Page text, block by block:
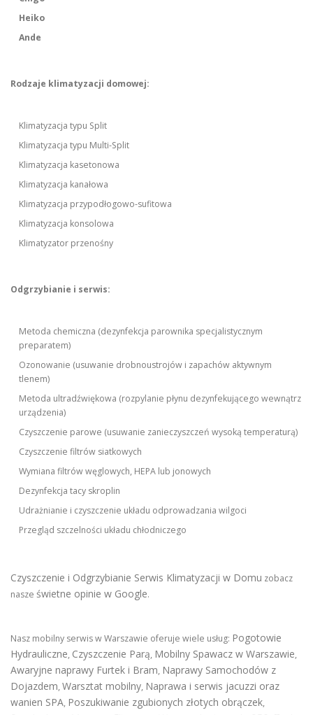
Heiko
Ande
Rodzaje klimatyzacji domowej:
Klimatyzacja typu Split
Klimatyzacja typu Multi-Split
Klimatyzacja kasetonowa
Klimatyzacja kanałowa
Klimatyzacja przypodłogowo-sufitowa
Klimatyzacja konsolowa
Klimatyzator przenośny
Odgrzybianie i serwis:
Metoda chemiczna (dezynfekcja parownika specjalistycznym
preparatem)
Ozonowanie (usuwanie drobnoustrojów i zapachów aktywnym
tlenem)
Metoda ultradźwiękowa (rozpylanie płynu dezynfekującego wewnątrz
urządzenia)
Czyszczenie parowe (usuwanie zanieczyszczeń wysoką temperaturą)
Czyszczenie filtrów siatkowych
Wymiana filtrów węglowych, HEPA lub jonowych
Dezynfekcja tacy skroplin
Udrażnianie i czyszczenie układu odprowadzania wilgoci
Przegląd szczelności układu chłodniczego
Czyszczenie i Odgrzybianie Serwis Klimatyzacji w Domu zobacz
nasze świetne opinie w Google.
Nasz mobilny serwis w Warszawie oferuje wiele usług: Pogotowie
Hydrauliczne, Czyszczenie Parą, Mobilny Spawacz w Warszawie,
Awaryjne naprawy Furtek i Bram, Naprawy Samochodów z
Dojazdem, Warsztat mobilny, Naprawa i serwis jacuzzi oraz
wanien SPA, Poszukiwanie zgubionych złotych obrączek,